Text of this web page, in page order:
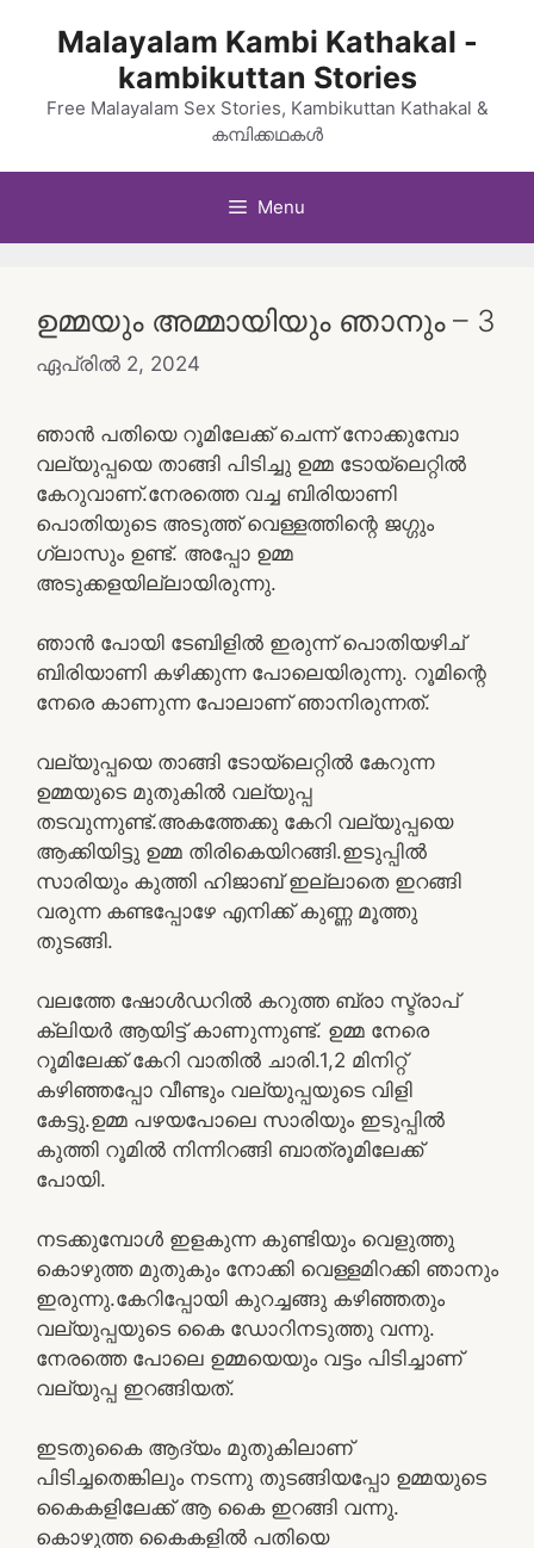
Malayalam Kambi Kathakal -
kambikuttan Stories
Free Malayalam Sex Stories, Kambikuttan Kathakal &
കമ്പിക്കഥകൾ
Menu
ഉമ്മയും അമ്മായിയും ഞാനും – 3
ഏപ്രിൽ 2, 2024
ഞാൻ പതിയെ റൂമിലേക്ക് ചെന്ന് നോക്കുമ്പോ
വല്യുപ്പയെ താങ്ങി പിടിച്ചു ഉമ്മ ടോയ്‌ലെറ്റിൽ
കേറുവാണ്.നേരത്തെ വച്ച ബിരിയാണി
പൊതിയുടെ അടുത്ത് വെള്ളത്തിന്റെ ജഗ്ഗും
ഗ്ലാസും ഉണ്ട്. അപ്പോ ഉമ്മ
അടുക്കളയില്ലായിരുന്നു.
ഞാൻ പോയി ടേബിളിൽ ഇരുന്ന് പൊതിയഴിച്
ബിരിയാണി കഴിക്കുന്ന പോലെയിരുന്നു. റൂമിന്റെ
നേരെ കാണുന്ന പോലാണ് ഞാനിരുന്നത്.
വല്യുപ്പയെ താങ്ങി ടോയ്‌ലെറ്റിൽ കേറുന്ന
ഉമ്മയുടെ മുതുകിൽ വല്യുപ്പ
തടവുന്നുണ്ട്.അകത്തേക്കു കേറി വല്യുപ്പയെ
ആക്കിയിട്ടു ഉമ്മ തിരികെയിറങ്ങി.ഇടുപ്പിൽ
സാരിയും കുത്തി ഹിജാബ് ഇല്ലാതെ ഇറങ്ങി
വരുന്ന കണ്ടപ്പോഴേ എനിക്ക് കുണ്ണ മൂത്തു
തുടങ്ങി.
വലത്തേ ഷോൾഡറിൽ കറുത്ത ബ്രാ സ്ട്രാപ്
ക്ലിയർ ആയിട്ട് കാണുന്നുണ്ട്. ഉമ്മ നേരെ
റൂമിലേക്ക് കേറി വാതിൽ ചാരി.1,2 മിനിറ്റ്
കഴിഞ്ഞപ്പോ വീണ്ടും വല്യുപ്പയുടെ വിളി
കേട്ടു.ഉമ്മ പഴയപോലെ സാരിയും ഇടുപ്പിൽ
കുത്തി റൂമിൽ നിന്നിറങ്ങി ബാത്രൂമിലേക്ക്
പോയി.
നടക്കുമ്പോൾ ഇളകുന്ന കുണ്ടിയും വെളുത്തു
കൊഴുത്ത മുതുകും നോക്കി വെള്ളമിറക്കി ഞാനും
ഇരുന്നു.കേറിപ്പോയി കുറച്ചങ്ങു കഴിഞ്ഞതും
വല്യുപ്പയുടെ കൈ ഡോറിനടുത്തു വന്നു.
നേരത്തെ പോലെ ഉമ്മയെയും വട്ടം പിടിച്ചാണ്
വല്യുപ്പ ഇറങ്ങിയത്.
ഇടതുകൈ ആദ്യം മുതുകിലാണ്
പിടിച്ചതെങ്കിലും നടന്നു തുടങ്ങിയപ്പോ ഉമ്മയുടെ
കൈകളിലേക്ക് ആ കൈ ഇറങ്ങി വന്നു.
കൊഴുത്ത കൈകളിൽ പതിയെ